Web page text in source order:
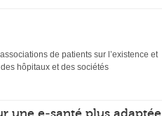
de patients sur l’existence et
hôpitaux et des sociétés